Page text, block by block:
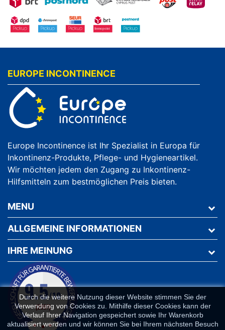
EUROPE INCONTINENCE
Europe Incontinence ist Ihr Spezialist in Europa für
Inkontinenz-Produkte, Pflege- und Hygieneartikel.
Wir möchten jedem den Zugang zu Inkontinenz-
Hilfsmitteln zum bestmöglichen Preis bieten.
MENU
ALLGEMEINE INFORMATIONEN
Durch die weitere Nutzung dieser Website stimmen Sie der
Verwendung von Cookies zu. Mithilfe dieser Cookies kann der
Verlauf Ihrer Navigation gespeichert sowie Ihr Warenkorb
aktualisiert werden und wir können Sie bei Ihrem nächsten Besuch
IHRE MEINUNG